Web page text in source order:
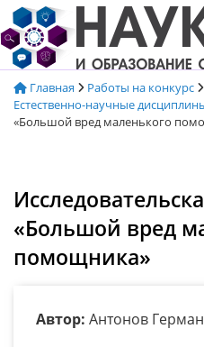
Перейти
к
содержимому
Главная Работы на конкурс
Естественно-научные
«Большой вред маленького
«Большой вред
помощника»
Автор: Антонов